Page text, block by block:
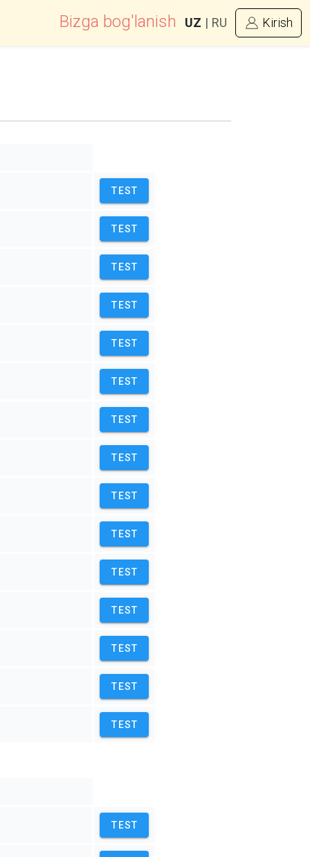
Bizga bog'lanish UZ | RU Kirish
TEST
TEST
TEST
TEST
TEST
TEST
TEST
TEST
TEST
TEST
TEST
TEST
TEST
TEST
TEST
TEST